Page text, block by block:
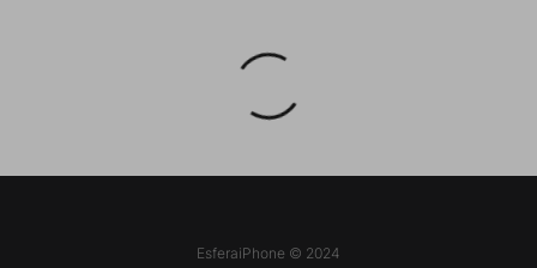
EsferaiPhone © 2024